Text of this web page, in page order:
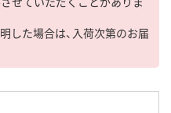
した場合は、入荷次第のお届